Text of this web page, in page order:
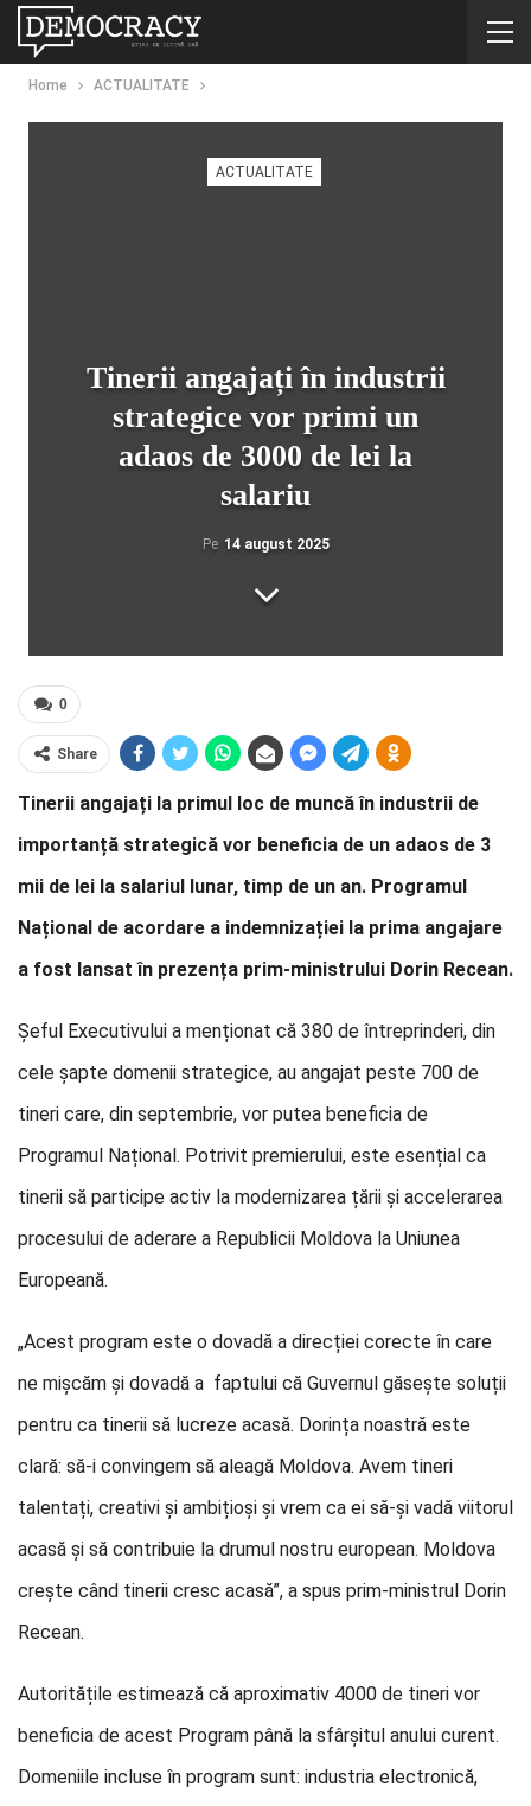
Home ACTUALITATE
ACTUALITATE
Tinerii angajați în industrii
strategice vor primi un
adaos de 3000 de lei la
salariu
Pe 14 august 2025
0
Share
Tinerii angajați la primul loc de muncă în industrii de
importanță strategică vor beneficia de un adaos de 3
mii de lei la salariul lunar, timp de un an. Programul
Național de acordare a indemnizației la prima angajare
a fost lansat în prezența prim-ministrului Dorin Recean.
Șeful Executivului a menționat că 380 de întreprinderi, din
cele șapte domenii strategice, au angajat peste 700 de
tineri care, din septembrie, vor putea beneficia de
Programul Național. Potrivit premierului, este esențial ca
tinerii să participe activ la modernizarea țării și accelerarea
procesului de aderare a Republicii Moldova la Uniunea
Europeană.
„Acest program este o dovadă a direcției corecte în care
ne mișcăm și dovadă a faptului că Guvernul găsește soluții
pentru ca tinerii să lucreze acasă. Dorința noastră este
clară: să-i convingem să aleagă Moldova. Avem tineri
talentați, creativi și ambițioși și vrem ca ei să-și vadă viitorul
acasă și să contribuie la drumul nostru european. Moldova
crește când tinerii cresc acasă”, a spus prim-ministrul Dorin
Recean.
Autoritățile estimează că aproximativ 4000 de tineri vor
beneficia de acest Program până la sfârșitul anului curent.
Domeniile incluse în program sunt: industria electronică,